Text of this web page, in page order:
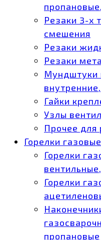
Резаки 3-х
смешения
Резаки
Резаки
Мундштуки
Гайки
Узлы
Прочее для
Горелки газовые
Горелки
Горелки
пропановые